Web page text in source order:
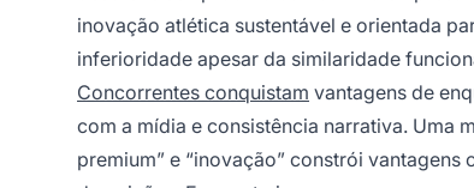
inovação atlética sustentável e orientada
inferioridade apesar da similaridade
Concorrentes conquistam vantagens de
com a mídia e consistência narrativa. Uma
premium” e “inovação” constrói